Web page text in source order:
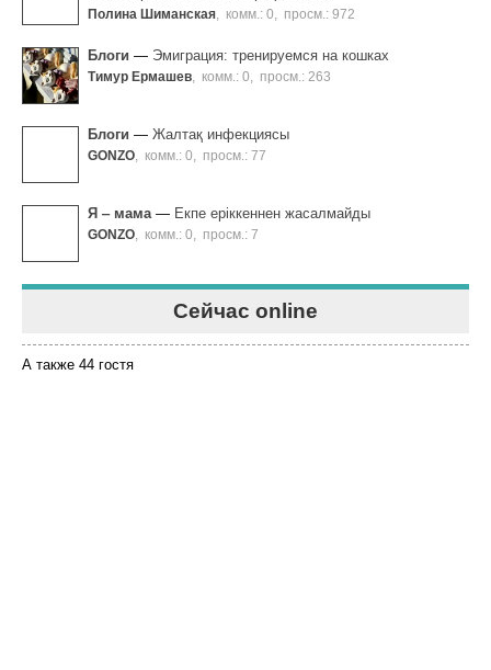
Полина Шиманская комм.: 0 просм.: 972
Блоги — Эмиграция: тренируемся на кошках
Тимур Ермашев комм.: 0 просм.: 263
Блоги — Жалтақ инфекциясы
GONZO комм.: 0 просм.: 77
Я ‒ мама— Екпе еріккеннен жасалмайды
GONZO комм.: 0 просм.: 7
Сейчас online
А также 44 гостя